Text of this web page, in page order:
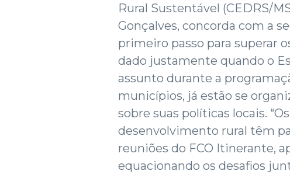
Rural Sustentável (CEDRS/
Gonçalves, concorda com a
primeiro passo para superar
dado justamente quando o
assunto durante a
municípios, já estão se
sobre suas políticas locais.
desenvolvimento rural têm
reuniões do FCO Itinerante,
equacionando os desafios